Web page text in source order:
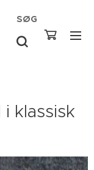
SØG
klassisk